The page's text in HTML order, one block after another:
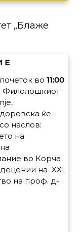
„Блаже
Е
во 11:00
Филолошкиот
ќе
наслов:
на
во Корча
на XXI
на проф. д-